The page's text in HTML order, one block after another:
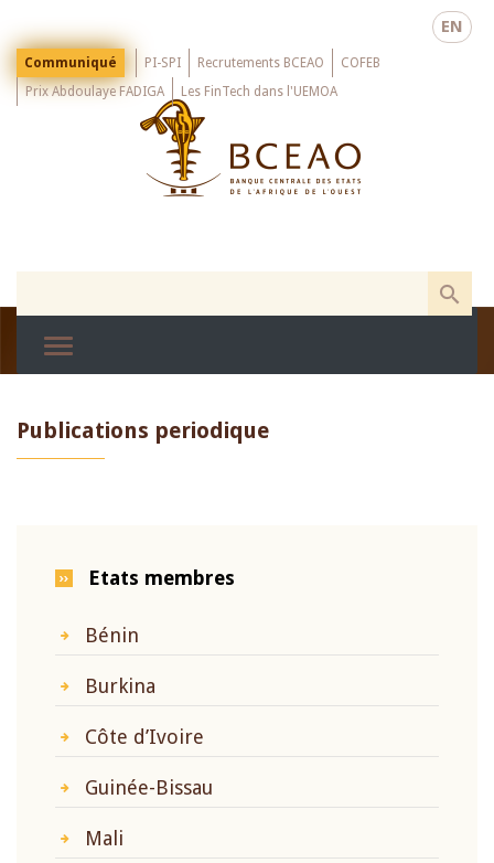
main
EN
Menu
Top
Communiqué PI-SPI Recrutements BCEAO
COFEB
Prix Abdoulaye FADIGA
Les FinTech dans l'UEMOA
Publications periodique
Etats membres
Bénin
Burkina
Côte d’Ivoire
Guinée-Bissau
Mali